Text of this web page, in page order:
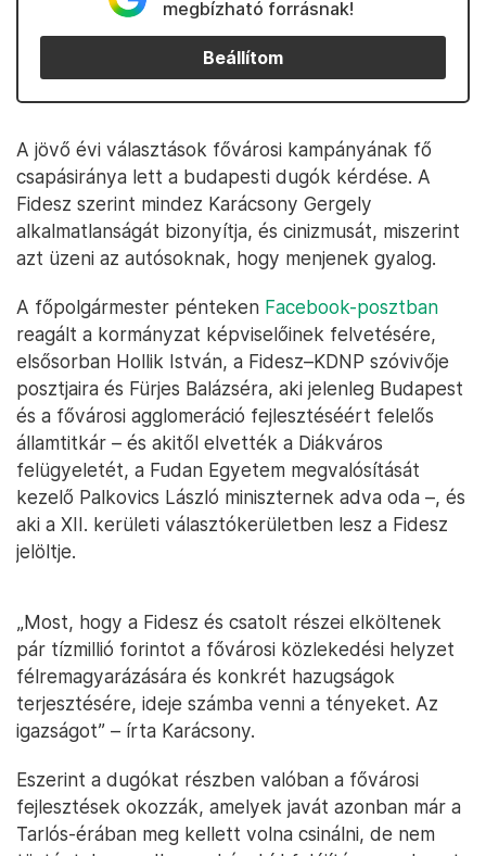
megbízható forrásnak!
Beállítom
A jövő évi választások fővárosi kampányának fő
csapásiránya lett a budapesti dugók kérdése. A
Fidesz szerint mindez Karácsony Gergely
alkalmatlanságát bizonyítja, és cinizmusát, miszerint
azt üzeni az autósoknak, hogy menjenek gyalog.
A főpolgármester pénteken Facebook-posztban
reagált a kormányzat képviselőinek felvetésére,
elsősorban Hollik István, a Fidesz–KDNP szóvivője
posztjaira és Fürjes Balázséra, aki jelenleg Budapest
és a fővárosi agglomeráció fejlesztéséért felelős
államtitkár – és akitől elvették a Diákváros
felügyeletét, a Fudan Egyetem megvalósítását
kezelő Palkovics László miniszternek adva oda –, és
aki a XII. kerületi választókerületben lesz a Fidesz
jelöltje.
„Most, hogy a Fidesz és csatolt részei elköltenek
pár tízmillió forintot a fővárosi közlekedési helyzet
félremagyarázására és konkrét hazugságok
terjesztésére, ideje számba venni a tényeket. Az
igazságot” – írta Karácsony.
Eszerint a dugókat részben valóban a fővárosi
fejlesztések okozzák, amelyek javát azonban már a
Tarlós-érában meg kellett volna csinálni, de nem